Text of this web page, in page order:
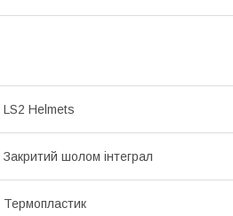
LS2 Helmets
Закритий шолом інтеграл
Термопластик